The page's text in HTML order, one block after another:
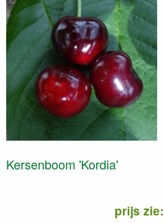
Kersenboom 'Kordia'
prijs zie: